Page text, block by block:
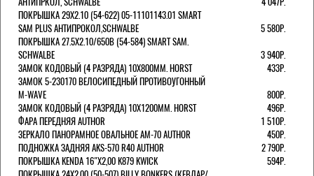
ПОКРЫШКА 29X2.10 (54-622) 05-11101143.01 SMART
SAM PLUS АНТИПРОКОЛ,SCHWALBE
5 580Р.
ПОКРЫШКА 27.5X2.10/650B (54-584) SMART SAM.
SCHWALBE
3 940Р.
ЗАМОК КОДОВЫЙ (4 РАЗРЯДА) 10Х800ММ. HORST
433Р.
ЗАМОК 5-230170 ВЕЛОСИПЕДНЫЙ ПРОТИВОУГОННЫЙ
M-WAVE
800Р.
ЗАМОК КОДОВЫЙ (4 РАЗРЯДА) 10Х1200ММ. HORST
496Р.
ФАРА ПЕРЕДНЯЯ AUTHOR
1 510Р.
ЗЕРКАЛО ПАНОРАМНОЕ ОВАЛЬНОЕ AM-70 AUTHOR
450Р.
ПОДНОЖКА ЗАДНЯЯ AKS-570 R40 AUTHOR
2 790Р.
ПОКРЫШКА KENDA 16"Х2,00 K879 KWICK
594Р.